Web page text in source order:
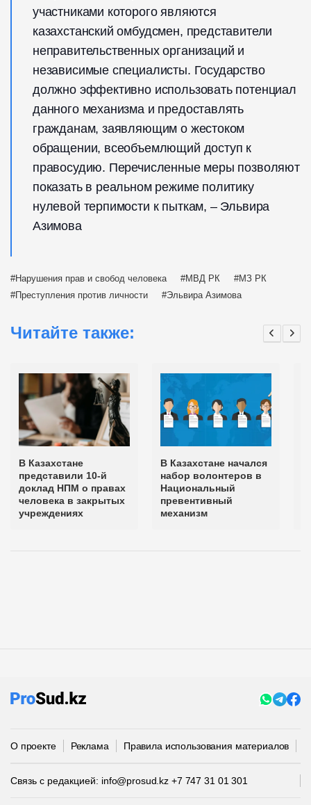
участниками которого являются
казахстанский омбудсмен, представители
неправительственных организаций и
независимые специалисты. Государство
должно эффективно использовать потенциал
данного механизма и предоставлять
гражданам, заявляющим о жестоком
обращении, всеобъемлющий доступ к
правосудию. Перечисленные меры позволяют
показать в реальном режиме политику
нулевой терпимости к пыткам, – Эльвира
Азимова
Нарушения прав и свобод человека МВД РК
МЗ РК
Преступления против личности
Эльвира Азимова
Читайте также:
В Казахстане
представили 10-й
доклад НПМ о правах
человека в закрытых
учреждениях
В Казахстане начался
набор волонтеров в
Национальный
превентивный
механизм
О проекте Реклама Правила использования материалов
Связь с редакцией: info@prosud.kz +7 747 31 01 301